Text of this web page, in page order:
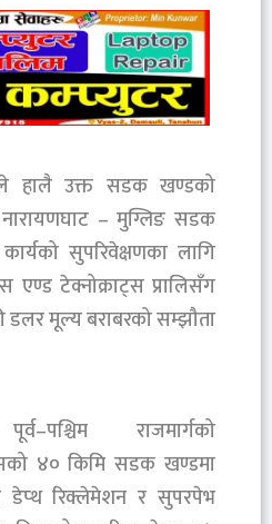
हालै उक्त सडक खण्डको
नारायणघाट – मुग्लिङ सडक
सुपरिवेक्षणका लागि
टेक्नोक्राट्स प्रालिसँग
मूल्य बराबरको सम्झौता
राजमार्गको
४० किमि सडक खण्डमा
डेप्थ रिक्लेमेशन र सुपरपेभ